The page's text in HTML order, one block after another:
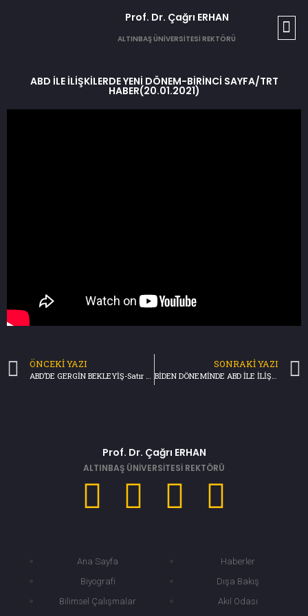
Prof. Dr. Çağrı ERHAN​
ALTINBAŞ ÜNİVERSİTESİ REKTÖRÜ
ABD İLE İLİŞKİLERDE YENİ DÖNEM-BİRİNCİ SAYFA/TRT
HABER(20.01.2021)
ÖNCEKI YAZI
ABD’DE GERGİN BEKLEYİŞ-Satır Başı/TRT Haber(14 01 20219
SONRAKI YAZI
BİDEN DÖNEMİNDE ABD İLE İLİŞKİLER-HABER MERKEZİ/NTV(21.01.2021)
Prof. Dr. Çağrı ERHAN
ALTINBAŞ ÜNİVERSİTESİ REKTÖRÜ
Ana Sayfa
Biyografi
Bilimsel Çalışmalar
Haberler
Dışa Bakış
Akıl Odası